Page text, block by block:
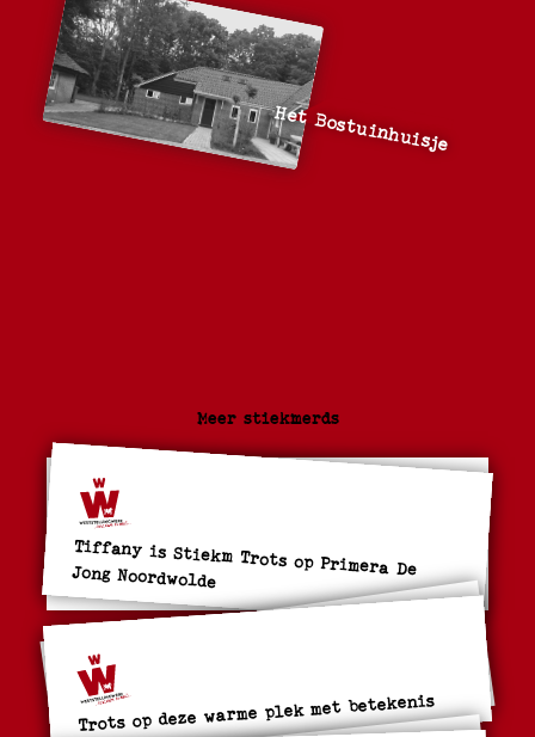
Het Bostuinhuisje
Meer stiekmerds
Tiffany is Stiekm Trots op Primera De Jong Noordwolde
Trots op deze warme plek met betekenis